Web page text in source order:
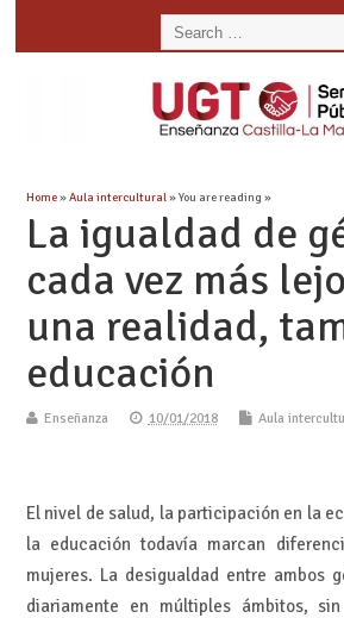
Home»Aula intercultural» You are reading »
La igualdad de
cada vez más
una realidad,
educación
Enseñanza 10/01/2018 Aula
El nivel de salud, la participación en la
la educación todavía marcan
mujeres. La desigualdad entre ambos
diariamente en múltiples ámbitos,